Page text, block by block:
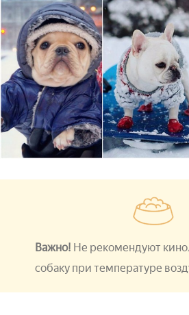
Важно! Не рекомендуют
собаку при температуре